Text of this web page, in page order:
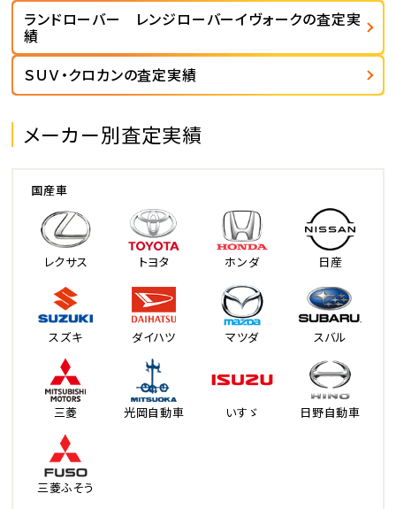
ランドローバー レンジローバーイヴォークの査定実
績
ＳＵＶ・クロカンの査定実績
メーカー別査定実績
国産車
レクサス トヨタ ホンダ 日産
スズキ ダイハツ マツダ スバル
三菱 光岡自動車 いすゞ 日野自動車
三菱ふそう